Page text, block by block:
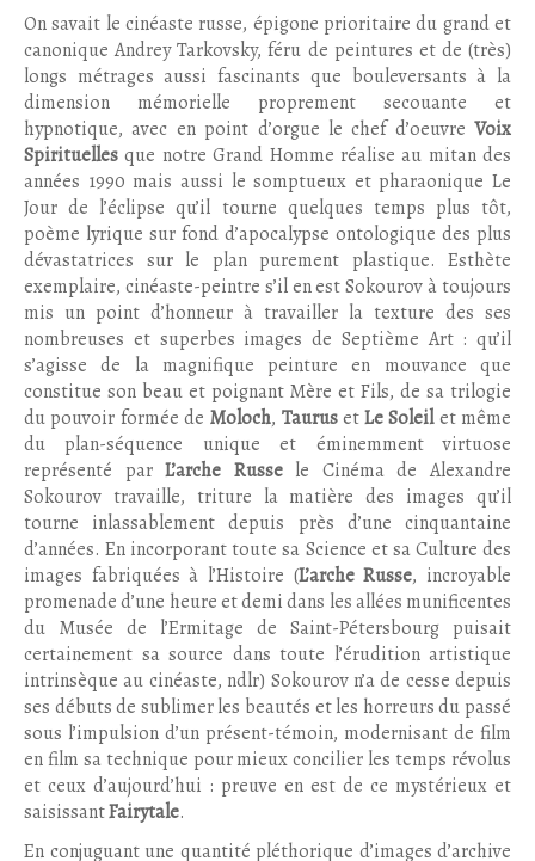
On savait le cinéaste russe, épigone prioritaire du grand et
canonique Andrey Tarkovsky, féru de peintures et de (très)
longs métrages aussi fascinants que bouleversants à la
dimension mémorielle proprement secouante et
hypnotique, avec en point d’orgue le chef d’oeuvre Voix
Spirituelles que notre Grand Homme réalise au mitan des
années 1990 mais aussi le somptueux et pharaonique Le
Jour de l’éclipse qu’il tourne quelques temps plus tôt,
poème lyrique sur fond d’apocalypse ontologique des plus
dévastatrices sur le plan purement plastique. Esthète
exemplaire, cinéaste-peintre s’il en est Sokourov à toujours
mis un point d’honneur à travailler la texture des ses
nombreuses et superbes images de Septième Art : qu’il
s’agisse de la magnifique peinture en mouvance que
constitue son beau et poignant Mère et Fils, de sa trilogie
du pouvoir formée de Moloch, TaurusetLe Soleilet même
du plan-séquence unique et éminemment virtuose
représenté parL’arche Russele Cinéma de Alexandre
Sokourov travaille, triture la matière des images qu’il
tourne inlassablement depuis près d’une cinquantaine
d’années. En incorporant toute sa Science et sa Culture des
images fabriquées à l’Histoire (L’arche Russe, incroyable
promenade d’une heure et demi dans les allées munificentes
du Musée de l’Ermitage de Saint-Pétersbourg puisait
certainement sa source dans toute l’érudition artistique
intrinsèque au cinéaste, ndlr) Sokourov n’a de cesse depuis
ses débuts de sublimer les beautés et les horreurs du passé
sous l’impulsion d’un présent-témoin, modernisant de film
en film sa technique pour mieux concilier les temps révolus
et ceux d’aujourd’hui : preuve en est de ce mystérieux et
saisissantFairytale.
En conjuguant une quantité pléthorique d’images d’archive